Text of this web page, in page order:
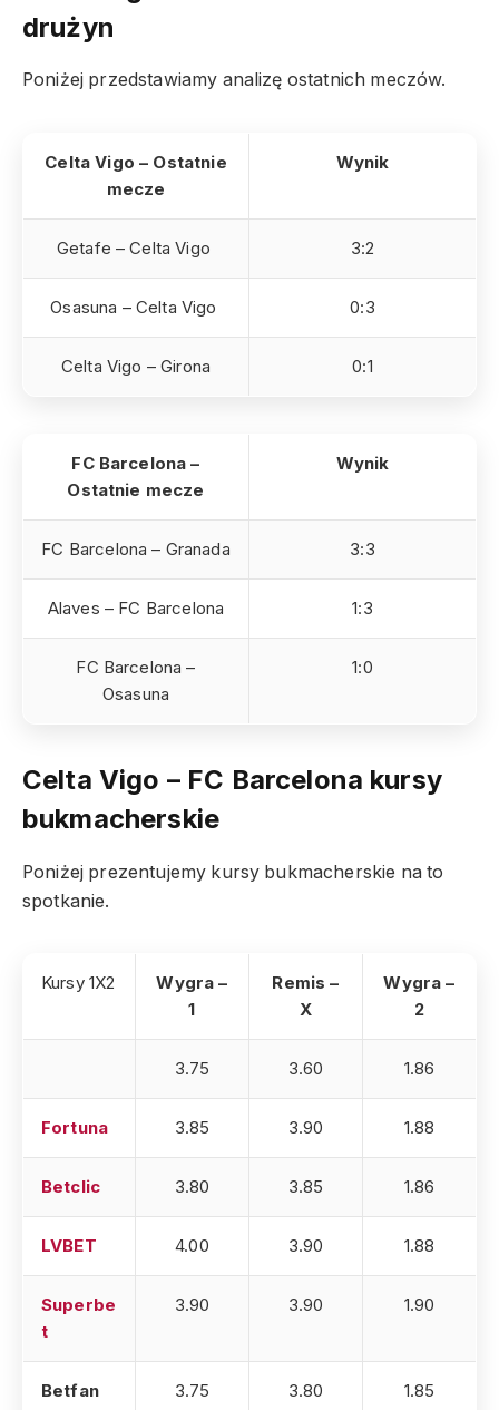
drużyn
Poniżej przedstawiamy analizę ostatnich meczów.
Celta Vigo – Ostatnie
mecze
Wynik
Getafe – Celta Vigo 3:2
Osasuna – Celta Vigo 0:3
Celta Vigo – Girona 0:1
FC Barcelona –
Ostatnie mecze
Wynik
FC Barcelona – Granada 3:3
Alaves – FC Barcelona 1:3
FC Barcelona –
Osasuna
1:0
Celta Vigo – FC Barcelona kursy
bukmacherskie
Poniżej prezentujemy kursy bukmacherskie na to
spotkanie.
Kursy 1X2
Wygra –
1
Remis –
X
Wygra –
2
3.75 3.60 1.86
Fortuna 3.85 3.90 1.88
Betclic 3.80 3.85 1.86
LVBET 4.00 3.90 1.88
Superbe
t
3.90 3.90 1.90
Betfan 3.75 3.80 1.85